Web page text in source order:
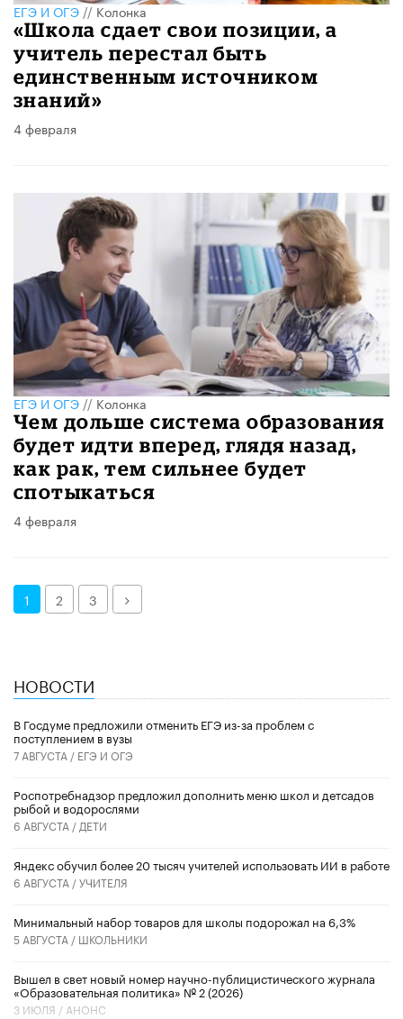
ЕГЭ И ОГЭ//Колонка
«Школа сдает свои позиции, а
учитель перестал быть
единственным источником
знаний»
4 февраля
ЕГЭ И ОГЭ//Колонка
Чем дольше система образования
будет идти вперед, глядя назад,
как рак, тем сильнее будет
спотыкаться
4 февраля
1 2 3 Далее
НОВОСТИ
В Госдуме предложили отменить ЕГЭ из-за проблем с
поступлением в вузы
7 АВГУСТА / ЕГЭ И ОГЭ
Роспотребнадзор предложил дополнить меню школ и детсадов
рыбой и водорослями
6 АВГУСТА / ДЕТИ
​Яндекс обучил более 20 тысяч учителей использовать ИИ в работе
6 АВГУСТА /УЧИТЕЛЯ
Минимальный набор товаров для школы подорожал на 6,3%
5 АВГУСТА / ШКОЛЬНИКИ
Вышел в свет новый номер научно-публицистического журнала
«Образовательная политика» № 2 (2026)
3 ИЮЛЯ / АНОНС